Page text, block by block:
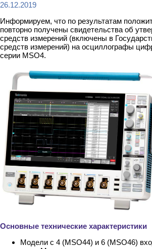
26.12.2019
Информируем, что по результатам
повторно получены свидетельства об
средств измерений (включены в
средств измерений) на осциллографы
серии MSO4.
Основные технические характеристики
Модели с 4 (MSO44) и 6 (MSO46)